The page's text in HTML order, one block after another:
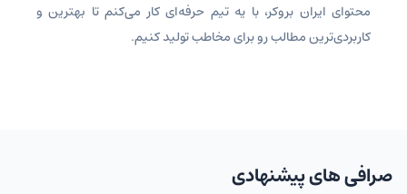
محتوای ایران بروکر، با یه تیم حرفه‌ای کار می‌کنم تا بهترین و
کاربردی‌ترین مطالب رو برای مخاطب تولید کنیم.
صرافی های پیشنهادی